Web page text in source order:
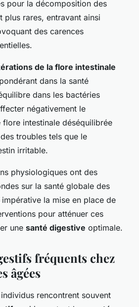
pour la décomposition des
plus rares, entravant ainsi
des carences
de la flore intestinale
dans la santé
dans les bactéries
négativement le
flore intestinale déséquilibrée
troubles tels que le
irritable.
physiologiques ont des
sur la santé globale des
la mise en place de
pour atténuer ces
une santé digestive optimale.
fréquents chez
âgées
rencontrent souvent